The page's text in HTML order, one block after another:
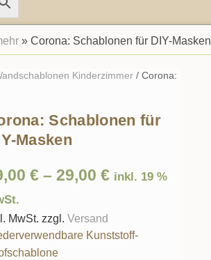
» Corona: Schablonen für DIY-Masken
Kinderzimmer/ Corona:
Schablonen für
Masken
€– 29,00 € inkl. 19 %
MwSt. zzgl. Versand
Kunststoff-